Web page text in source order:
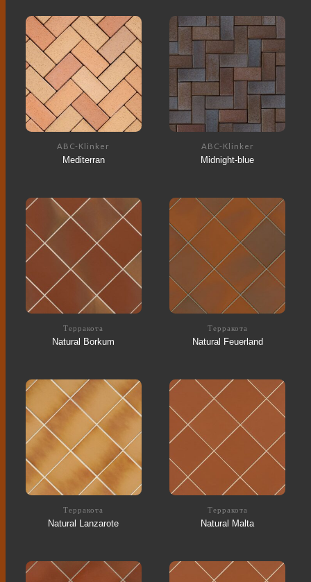
ABC-Klinker
Mediterran
ABC-Klinker
Midnight-blue
Терракота
Natural Borkum
Терракота
Natural Feuerland
Терракота
Natural Lanzarote
Терракота
Natural Malta